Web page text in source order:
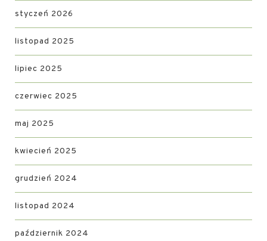
styczeń 2026
listopad 2025
lipiec 2025
czerwiec 2025
maj 2025
kwiecień 2025
grudzień 2024
listopad 2024
październik 2024